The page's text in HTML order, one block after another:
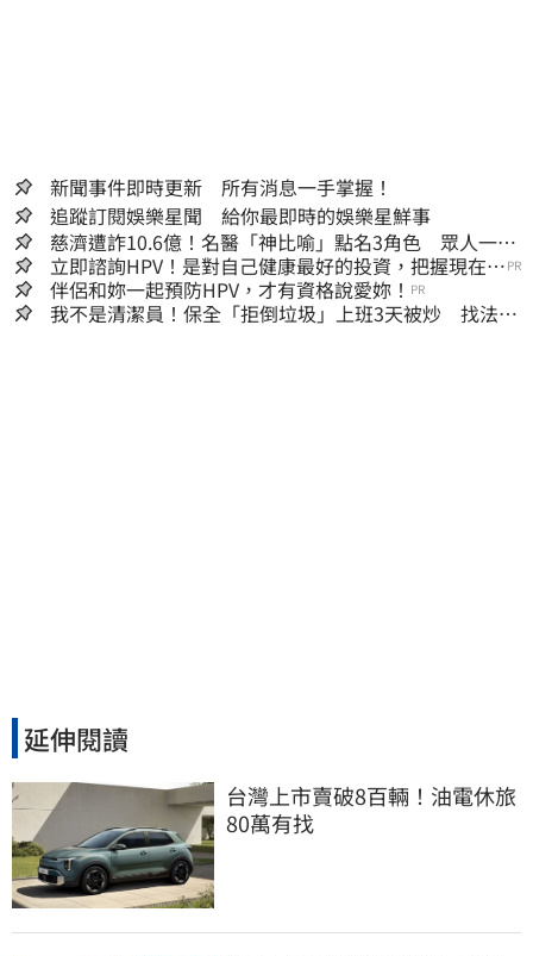
新聞事件即時更新 所有消息一手掌握！
追蹤訂閱娛樂星聞 給你最即時的娛樂星鮮事
慈濟遭詐10.6億！名醫「神比喻」點名3角色 眾人一看
秒懂讚：好傳神
立即諮詢HPV！是對自己健康最好的投資，把握現在不
嫌晚！
PR
伴侶和妳一起預防HPV，才有資格說愛妳！ PR
我不是清潔員！保全「拒倒垃圾」上班3天被炒 找法院
延伸閱讀
台灣上市賣破8百輛！油電休旅
80萬有找